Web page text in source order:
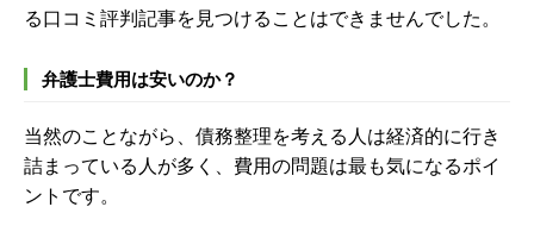
る口コミ評判記事を見つけることはできませんでした。
弁護士費用は安いのか？
当然のことながら、債務整理を考える人は経済的に行き
詰まっている人が多く、費用の問題は最も気になるポイ
ントです。